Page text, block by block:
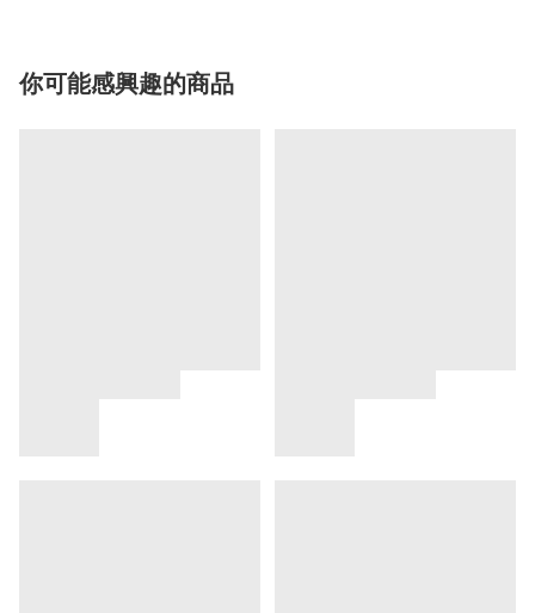
你可能感興趣的商品